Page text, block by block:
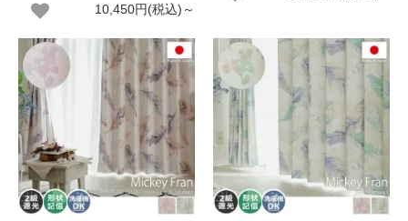
10,450円(税込)～